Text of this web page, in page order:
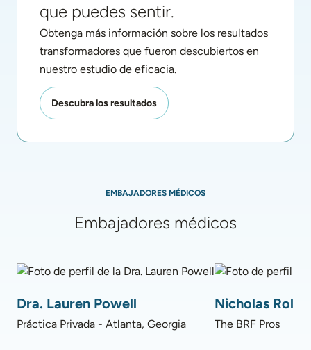
que puedes sentir.
Obtenga más información sobre los resultados
transformadores que fueron descubiertos en
nuestro estudio de eficacia.
Descubra los resultados
EMBAJADORES MÉDICOS
Embajadores médicos
Dra. Lauren Powell
Práctica Privada - Atlanta, Georgia
Nicholas
The BRF Pros